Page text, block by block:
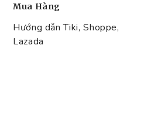
Mua Hàng
Hướng dẫn Tiki, Shoppe,
Lazada